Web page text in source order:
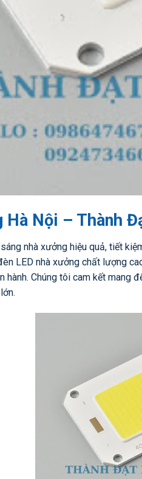
Hà Nội – Thành
nhà xưởng hiệu quả, tiết
LED nhà xưởng chất lượng
hành. Chúng tôi cam kết mang